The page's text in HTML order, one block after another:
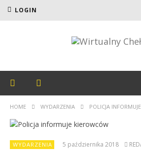
LOGIN
HOME WYDARZENIA POLICJA
WYDARZENIA 5 października 2018